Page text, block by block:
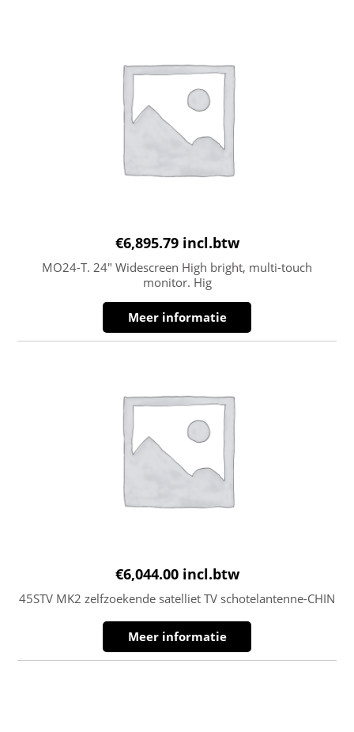
€6,895.79 incl.btw
MO24-T. 24″ Widescreen High bright, multi-touch
monitor. Hig
Meer informatie
€6,044.00 incl.btw
45STV MK2 zelfzoekende satelliet TV schotelantenne-CHIN
Meer informatie